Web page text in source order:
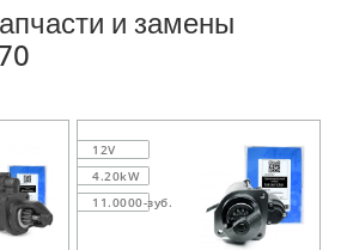
и замены
12V
4.20kW
11.0000-зуб.